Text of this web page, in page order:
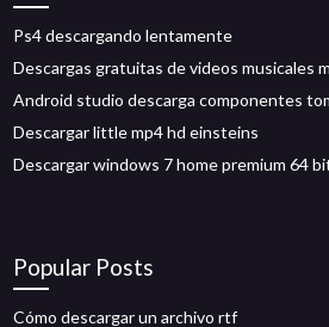
Ps4 descargando lentamente
Descargas gratuitas de videos musicales
Android studio descarga componentes
Descargar little mp4 hd einsteins
Descargar windows 7 home premium 64
Popular Posts
Cómo descargar un archivo rtf